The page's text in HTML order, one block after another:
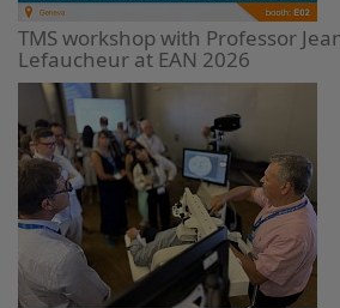
TMS workshop with Professor
Lefaucheur at EAN 2026